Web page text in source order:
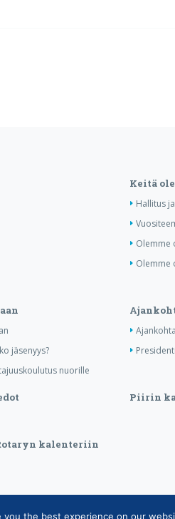
Keitä
Hallitus
Olemme
Olemme
jäsenyys?
nuorille
Piirin
kalenteriin
the best experience on our